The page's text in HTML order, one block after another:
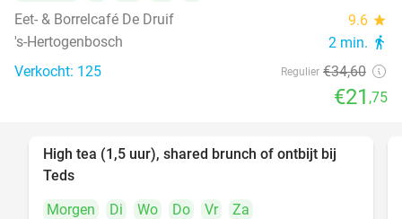
Eet- & Borrelcafé De Druif
9.6 star
's-Hertogenbosch 2 min. directions_walk
Verkocht: 125 Regulier €34,60
€21 ,75
35%
High tea (1,5 uur), shared brunch of ontbijt bij
Teds
Morgen
Di Wo Do Vr
Za